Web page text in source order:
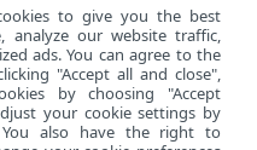
to give you the best
analyze our website traffic,
ads. You can agree to the
"Accept all and close",
by choosing "Accept
your cookie settings by
You also have the right to